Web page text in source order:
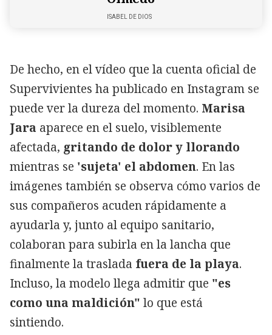
ISABEL DE DIOS
De hecho, en el vídeo que la cuenta oficial de
Supervivientes ha publicado en Instagram se
puede ver la dureza del momento. Marisa
Jara aparece en el suelo, visiblemente
afectada, gritando de dolor y llorando
mientras se 'sujeta' el abdomen. En las
imágenes también se observa cómo varios de
sus compañeros acuden rápidamente a
ayudarla y, junto al equipo sanitario,
colaboran para subirla en la lancha que
finalmente la traslada fuera de la playa.
Incluso, la modelo llega admitir que "es
como una maldición" lo que está
sintiendo.